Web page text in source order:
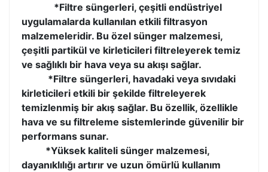
*Filtre süngerleri, çeşitli endüstriyel
uygulamalarda kullanılan etkili filtrasyon
malzemeleridir. Bu özel sünger malzemesi,
çeşitli partikül ve kirleticileri filtreleyerek temiz
ve sağlıklı bir hava veya su akışı sağlar.
*Filtre süngerleri, havadaki veya sıvıdaki
kirleticileri etkili bir şekilde filtreleyerek
temizlenmiş bir akış sağlar. Bu özellik, özellikle
hava ve su filtreleme sistemlerinde güvenilir bir
performans sunar.
*Yüksek kaliteli sünger malzemesi,
dayanıklılığı artırır ve uzun ömürlü kullanım